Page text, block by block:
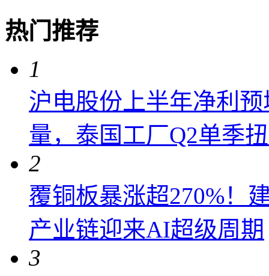
热门推荐
1
沪电股份上半年净利
量，泰国工厂Q2单季
2
覆铜板暴涨超270%！
产业链迎来AI超级周期
3